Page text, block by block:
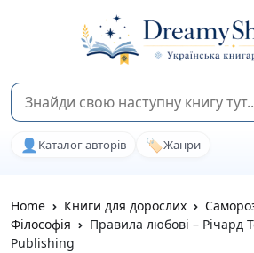
👤 Каталог авторів 🏷️Жанри
Home Книги для дорослих
Філософія
Правила любові – Річард
Publishing